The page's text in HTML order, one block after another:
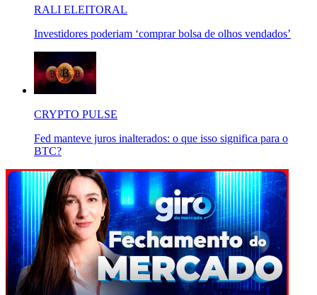
RALI ELEITORAL
Investidores poderiam ‘comprar bolsa de olhos vendados’
CRYPTO PULSE
Fed manteve juros inalterados: o que isso significa para o
BTC?